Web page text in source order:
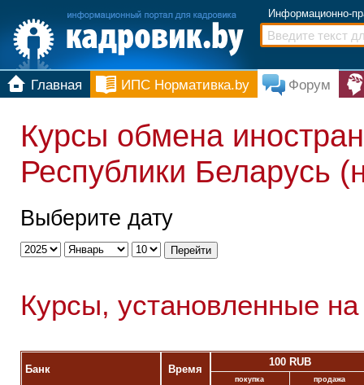
Информационно-
Главная ИПС Нормативка.by Форум
Курсы обмена
Республики Беларусь
Выберите дату
Курсы, установленные
Банк Время
100 RUB
покупка продажа